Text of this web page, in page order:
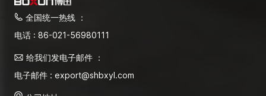
全国统一热线 ：
电话 : 86-021-56980111
给我们发电子邮件 ：
电子邮件 : export@shbxyl.com